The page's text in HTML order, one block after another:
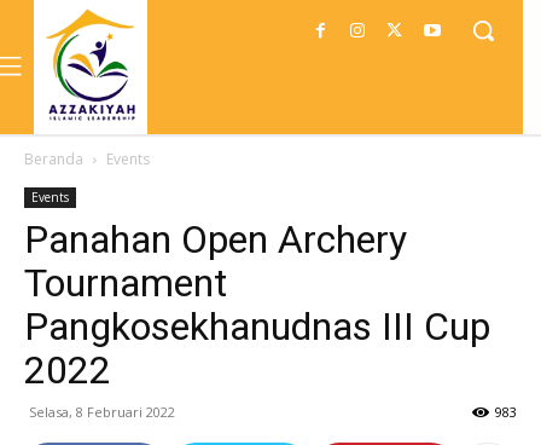
Beranda Events
Events
Panahan Open Archery
Tournament
Pangkosekhanudnas III Cup
2022
Selasa, 8 Februari 2022 983